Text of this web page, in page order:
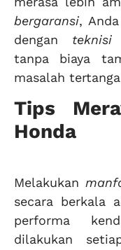
bergaransi,
dengan
tanpa biaya
masalah
Tips
Honda
Melakukan
secara berkala
performa
dilakukan